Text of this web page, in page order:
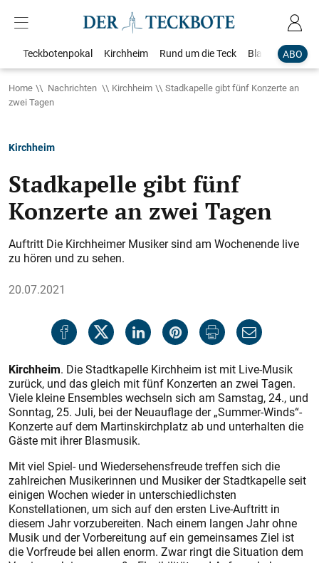
ABO
Teckbotenpokal Kirchheim Rund um die Teck Blaulicht
Home Nachrichten Kirchheim
Stadkapelle gibt fünf Konzerte an
zwei Tagen
Kirchheim
Stadkapelle gibt fünf
Konzerte an zwei Tagen
Auftritt Die Kirchheimer Musiker sind am Wochenende live
zu hören und zu sehen.
20.07.2021
Kirchheim. Die Stadtkapelle Kirchheim ist mit Live-Musik
zurück, und das gleich mit fünf Konzerten an zwei Tagen.
Viele kleine Ensembles wechseln sich am Samstag, 24., und
Sonntag, 25. Juli, bei der Neuauflage der „Summer-Winds“-
Konzerte auf dem Martinskirchplatz ab und unterhalten die
Gäste mit ihrer Blasmusik.
Mit viel Spiel- und Wiedersehensfreude treffen sich die
zahlreichen Musikerinnen und Musiker der Stadtkapelle seit
einigen Wochen wieder in unterschiedlichsten
Konstellationen, um sich auf den ersten Live-Auftritt in
diesem Jahr vorzubereiten. Nach einem langen Jahr ohne
Musik und der Vorbereitung auf ein gemeinsames Ziel ist
die Vorfreude bei allen enorm. Zwar ringt die Situation dem